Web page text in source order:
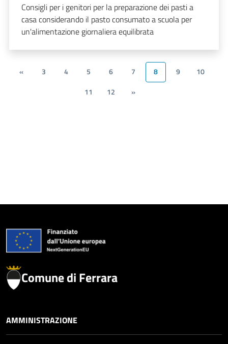
Consigli per i genitori per la preparazione dei pasti a
casa considerando il pasto consumato a scuola per
un'alimentazione giornaliera equilibrata
« 3 4 5 6 7 8 9
10
11
12 »
Comune di Ferrara
AMMINISTRAZIONE